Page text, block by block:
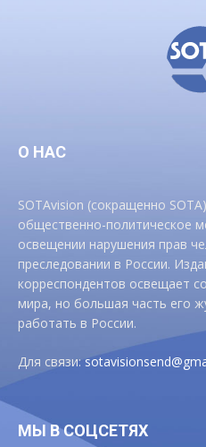
О НАС
SOTAvision (сокращенно
общественно-политическое
освещении нарушения прав
преследовании в России.
корреспондентов освещает
мира, но большая часть его
работать в России.
Для связи:
МЫ В СОЦСЕТЯХ